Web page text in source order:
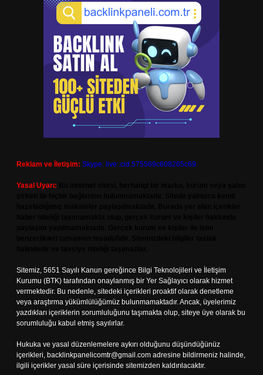
Reklam ve İletişim: Skype: live:.cid.575569c608265c69
Yasal Uyarı:
Sitemiz, 5651 Sayılı Kanun gereğince Bilgi Teknolojileri ve İletişim
Kurumu (BTK) tarafından onaylanmış bir Yer Sağlayıcı olarak hizmet
vermektedir. Bu nedenle, sitedeki içerikleri proaktif olarak denetleme
veya araştırma yükümlülüğümüz bulunmamaktadır. Ancak, üyelerimiz
yazdıkları içeriklerin sorumluluğunu taşımakta olup, siteye üye olarak bu
sorumluluğu kabul etmiş sayılırlar.
Hukuka ve yasal düzenlemelere aykırı olduğunu düşündüğünüz
içerikleri, backlinkpanelicomtr@gmail.com adresine bildirmeniz halinde,
ilgili içerikler yasal süre içerisinde sitemizden kaldırılacaktır.